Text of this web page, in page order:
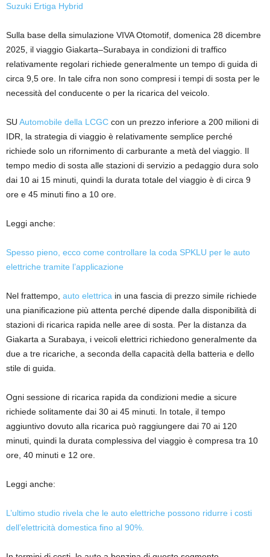
Suzuki Ertiga Hybrid
Sulla base della simulazione VIVA Otomotif, domenica 28 dicembre
2025, il viaggio Giakarta–Surabaya in condizioni di traffico
relativamente regolari richiede generalmente un tempo di guida di
circa 9,5 ore. In tale cifra non sono compresi i tempi di sosta per le
necessità del conducente o per la ricarica del veicolo.
SU Automobile della LCGC con un prezzo inferiore a 200 milioni di
IDR, la strategia di viaggio è relativamente semplice perché
richiede solo un rifornimento di carburante a metà del viaggio. Il
tempo medio di sosta alle stazioni di servizio a pedaggio dura solo
dai 10 ai 15 minuti, quindi la durata totale del viaggio è di circa 9
ore e 45 minuti fino a 10 ore.
Leggi anche:
Spesso pieno, ecco come controllare la coda SPKLU per le auto
elettriche tramite l’applicazione
Nel frattempo, auto elettrica in una fascia di prezzo simile richiede
una pianificazione più attenta perché dipende dalla disponibilità di
stazioni di ricarica rapida nelle aree di sosta. Per la distanza da
Giakarta a Surabaya, i veicoli elettrici richiedono generalmente da
due a tre ricariche, a seconda della capacità della batteria e dello
stile di guida.
Ogni sessione di ricarica rapida da condizioni medie a sicure
richiede solitamente dai 30 ai 45 minuti. In totale, il tempo
aggiuntivo dovuto alla ricarica può raggiungere dai 70 ai 120
minuti, quindi la durata complessiva del viaggio è compresa tra 10
ore, 40 minuti e 12 ore.
Leggi anche:
L’ultimo studio rivela che le auto elettriche possono ridurre i costi
dell’elettricità domestica fino al 90%.